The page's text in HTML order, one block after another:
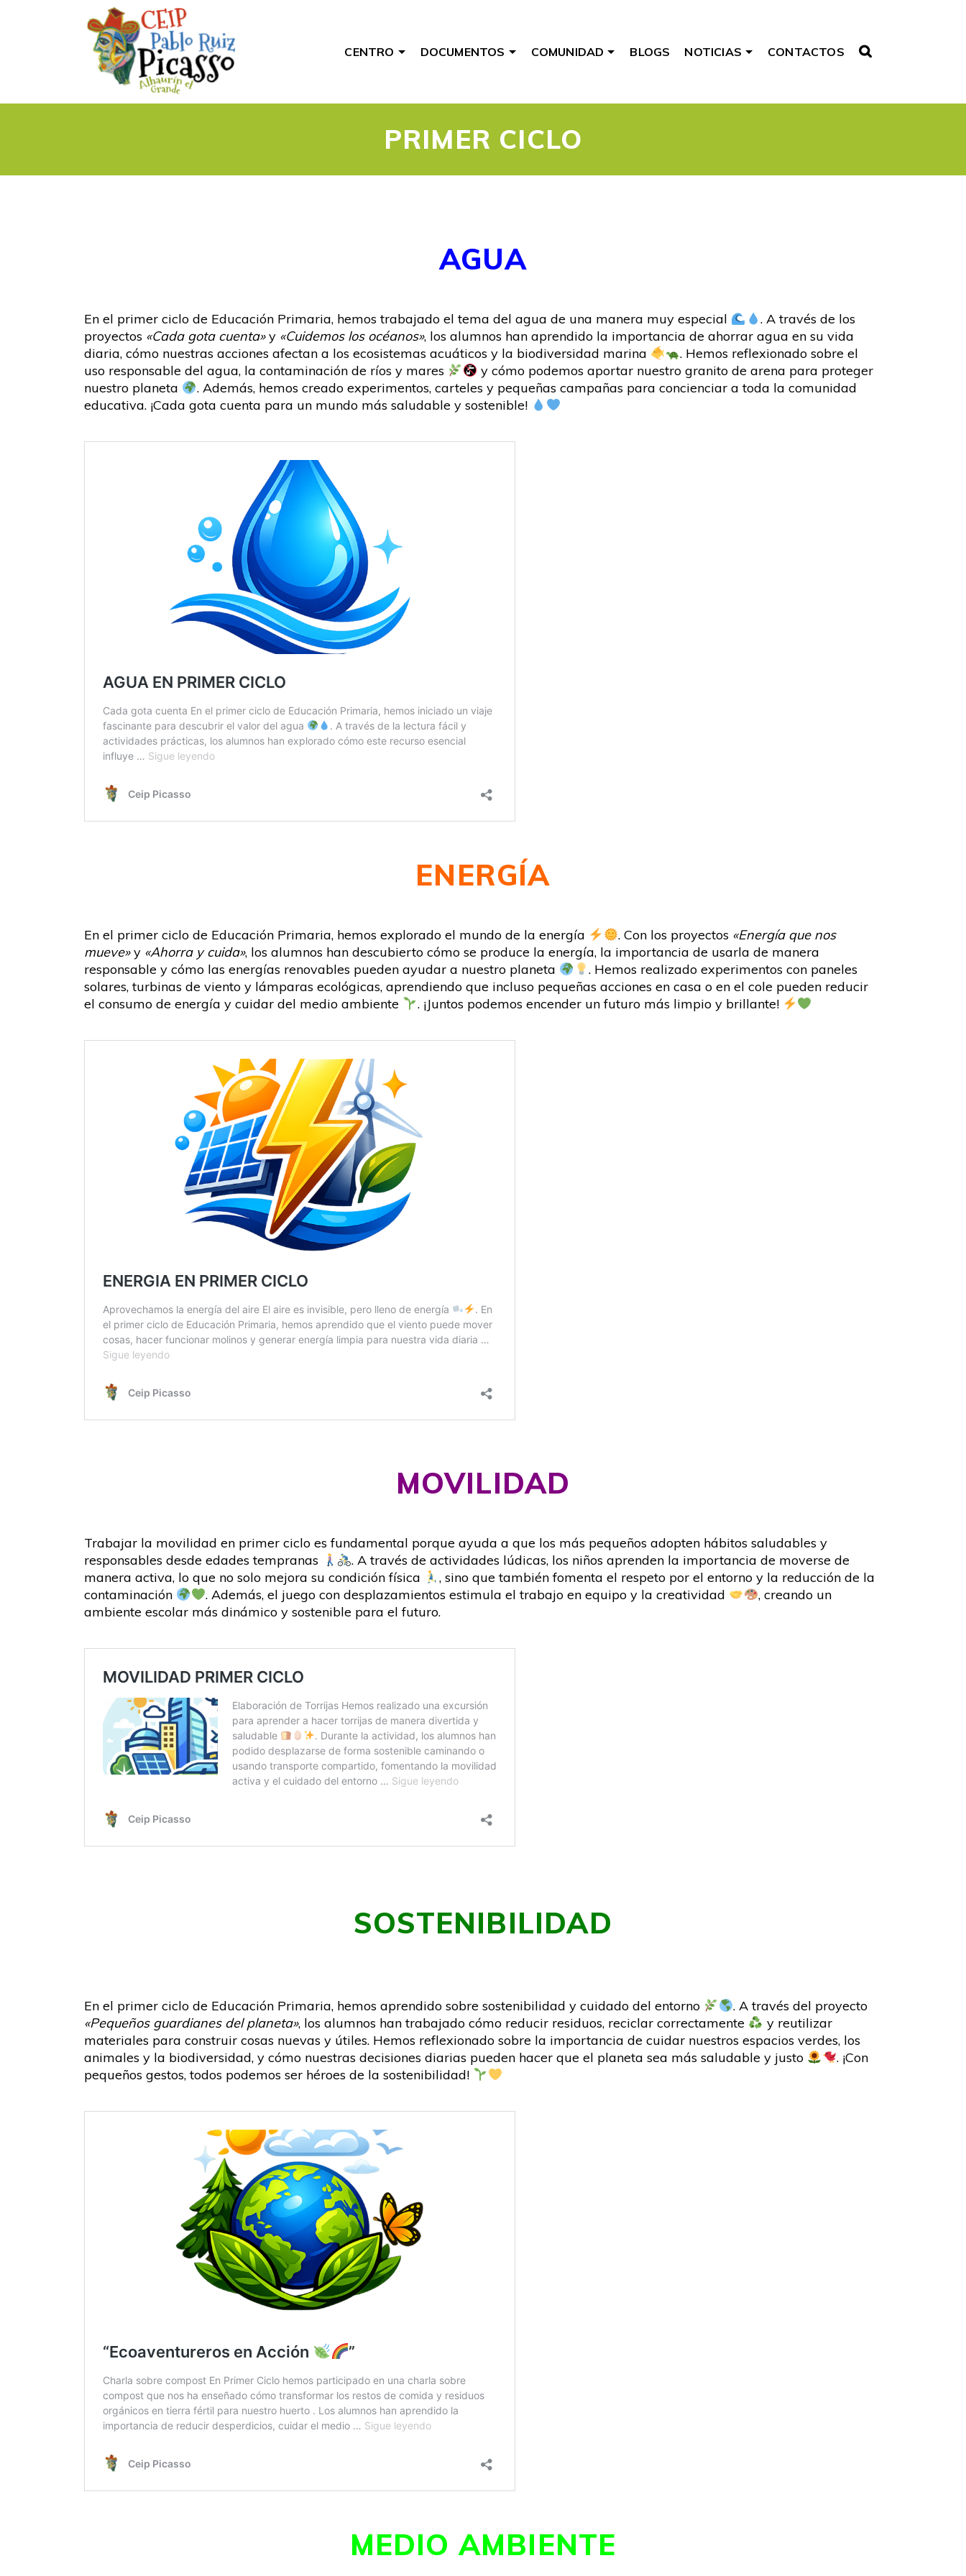
CENTRO DOCUMENTOS COMUNIDAD BLOGS NOTICIAS CONTACTOS
PRIMER CICLO
AGUA
En el primer ciclo de Educación Primaria, hemos trabajado el tema del agua de una manera muy especial
. A través de los
proyectos «Cada gota cuenta»y «Cuidemos los océanos», los alumnos han aprendido la importancia de ahorrar agua en su vida
diaria, cómo nuestras acciones afectan a los ecosistemas acuáticos y la biodiversidad marina
. Hemos reflexionado sobre el
uso responsable del agua, la contaminación de ríos y mares
y cómo podemos aportar nuestro granito de arena para proteger
nuestro planeta
. Además, hemos creado experimentos, carteles y pequeñas campañas para concienciar a toda la comunidad
educativa. ¡Cada gota cuenta para un mundo más saludable y sostenible!
ENERGÍA
En el primer ciclo de Educación Primaria, hemos explorado el mundo de la energía . Con los proyectos «Energía que nos
mueve»y «Ahorra y cuida», los alumnos han descubierto cómo se produce la energía, la importancia de usarla de manera
responsable y cómo las energías renovables pueden ayudar a nuestro planeta
. Hemos realizado experimentos con paneles
solares, turbinas de viento y lámparas ecológicas, aprendiendo que incluso pequeñas acciones en casa o en el cole pueden reducir
el consumo de energía y cuidar del medio ambiente
. ¡Juntos podemos encender un futuro más limpio y brillante!
MOVILIDAD
Trabajar la movilidad en primer ciclo es fundamental porque ayuda a que los más pequeños adopten hábitos saludables y
responsables desde edades tempranas
. A través de actividades lúdicas, los niños aprenden la importancia de moverse de
manera activa, lo que no solo mejora su condición física
, sino que también fomenta el respeto por el entorno y la reducción de la
contaminación
. Además, el juego con desplazamientos estimula el trabajo en equipo y la creatividad
, creando un
ambiente escolar más dinámico y sostenible para el futuro.
SOSTENIBILIDAD
En el primer ciclo de Educación Primaria, hemos aprendido sobre sostenibilidad y cuidado del entorno
. A través del proyecto
«Pequeños guardianes del planeta», los alumnos han trabajado cómo reducir residuos, reciclar correctamente
y reutilizar
materiales para construir cosas nuevas y útiles. Hemos reflexionado sobre la importancia de cuidar nuestros espacios verdes, los
animales y la biodiversidad, y cómo nuestras decisiones diarias pueden hacer que el planeta sea más saludable y justo
. ¡Con
pequeños gestos, todos podemos ser héroes de la sostenibilidad!
MEDIO AMBIENTE